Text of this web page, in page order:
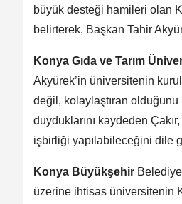
büyük desteği hamileri olan
belirterek, Başkan Tahir
Konya Gıda ve Tarım
Akyürek’in üniversitenin
değil, kolaylaştıran
duyduklarını kaydeden
işbirliği yapılabileceğini dile
Konya Büyükşehir
üzerine ihtisas üniversitenin